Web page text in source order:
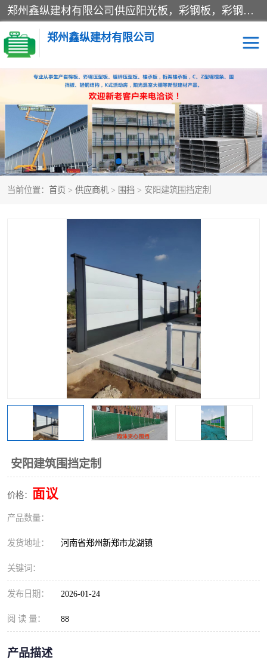
郑州鑫纵建材有限公司供应阳光板，彩钢板，彩钢钢构工程是一家集生产销售租赁安装于一体的企业，主要生产PC采光板，耐力板，仿古琉璃采光板，岩棉板、彩钢压型板、镀锌压型板、桁架楼承板，C、Z型钢檩条、围挡板、轻钢结构，阳光温室大棚等新型建材产品。公司旗下有多台移动式高空压瓦机租赁，承接全国各地业务，专业对外租赁各种型号压瓦机。
郑州鑫纵建材有限公司
当前位置： 首页 > 供应商机 > 围挡 > 安阳建筑围挡定制
安阳建筑围挡定制
价格： 面议
产品数量：
发货地址： 河南省郑州新郑市龙湖镇
关键词：
发布日期： 2026-01-24
阅 读 量： 88
产品描述
高空瓦机租赁 ASA合成树脂仿古瓦
CZ型钢 FRP采光板
PC多层板 PC耐力板
建筑围挡 楼层板
压型彩钢板
彩钢板
生产加工单板复合围挡 市